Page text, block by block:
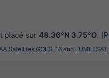
placé sur 48.36°N 3.75°O.
Satellites GOES-16 and EUMETSAT